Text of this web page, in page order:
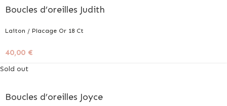
Boucles d’oreilles Judith
Laiton / Placage Or 18 Ct
40,00 €
Sold out
Boucles d’oreilles Joyce